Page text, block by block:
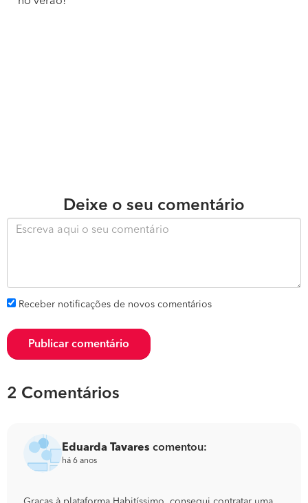
Deixe o seu comentário
Receber notificações de novos comentários
Publicar comentário
2 Comentários
Eduarda Tavares comentou:
há 6 anos